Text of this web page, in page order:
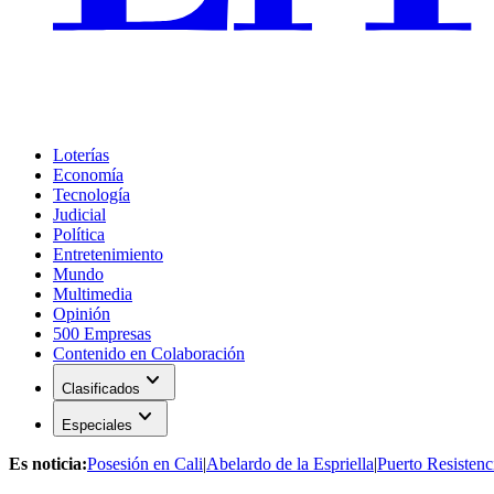
Loterías
Economía
Tecnología
Judicial
Política
Entretenimiento
Mundo
Multimedia
Opinión
500 Empresas
Contenido en Colaboración
Clasificados expand_more
Especiales expand_more
Es noticia:Posesión en Cali|Abelardo de la Espriella|Puerto